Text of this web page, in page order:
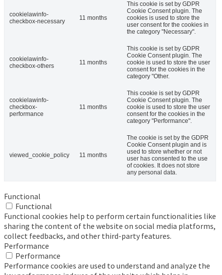
cookielawinfo-
checkbox-necessary
11 months
This cookie is set by GDPR
Cookie Consent plugin. The
cookies is used to store the
user consent for the cookies in
the category "Necessary".
cookielawinfo-
checkbox-others
11 months
This cookie is set by GDPR
Cookie Consent plugin. The
cookie is used to store the user
consent for the cookies in the
category "Other.
cookielawinfo-
checkbox-
performance
11 months
This cookie is set by GDPR
Cookie Consent plugin. The
cookie is used to store the user
consent for the cookies in the
category "Performance".
viewed_cookie_policy 11 months
The cookie is set by the GDPR
Cookie Consent plugin and is
used to store whether or not
user has consented to the use
of cookies. It does not store
any personal data.
Functional
Functional
Functional cookies help to perform certain functionalities like
sharing the content of the website on social media platforms,
collect feedbacks, and other third-party features.
Performance
Performance
Performance cookies are used to understand and analyze the